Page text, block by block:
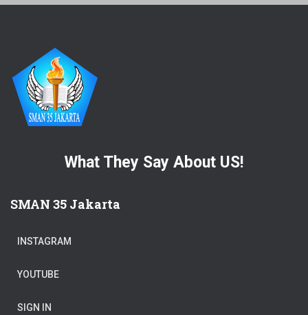
What They Say About US!
SMAN 35 Jakarta
INSTAGRAM
YOUTUBE
SIGN IN